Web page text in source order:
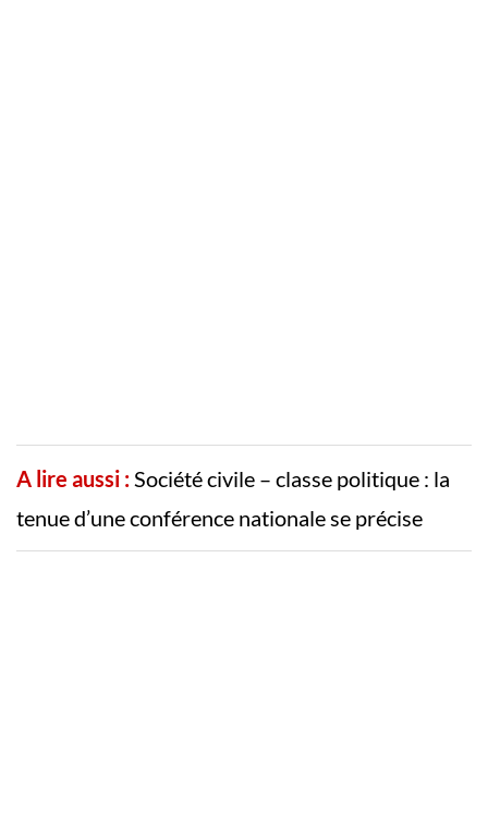
A lire aussi :Société civile – classe politique : la
tenue d’une conférence nationale se précise